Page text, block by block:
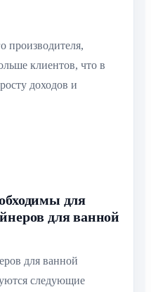
производителя,
клиентов, что в
доходов и
для
для ванной
для ванной
следующие